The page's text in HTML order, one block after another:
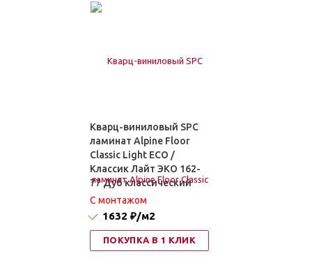
Кварц-виниловый SPC
ламинат Alpine Floor
Classic Light ЕСО /
Классик Лайт ЭКО 162-
77 Дуб классический
C монтажом
1632 ₽/м2
ПОКУПКА В 1 КЛИК